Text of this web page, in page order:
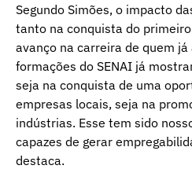
Segundo Simões, o impacto
tanto na conquista do
avanço na carreira de quem
formações do SENAI já
seja na conquista de uma
empresas locais, seja na
indústrias. Esse tem sido
capazes de gerar
destaca.